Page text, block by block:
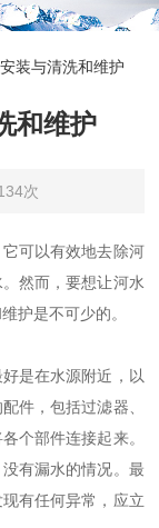
装与清洗和维护
和维护
次
可以有效地去除河
然而，要想让河水
护是不可少的。
是在水源附近，以
件，包括过滤器、
个部件连接起来。
有漏水的情况。最
有任何异常，应立